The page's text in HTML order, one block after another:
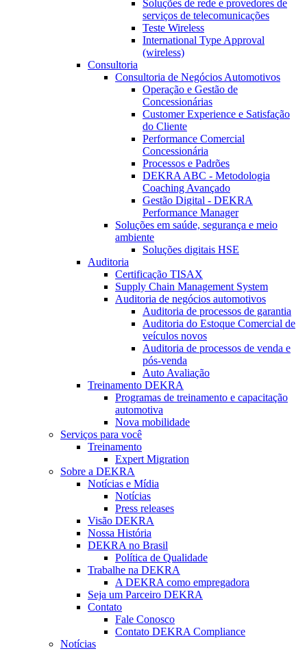
Soluções de rede e provedores de
serviços de telecomunicações
Teste Wireless
International Type Approval
(wireless)
Consultoria
Consultoria de Negócios Automotivos
Operação e Gestão de
Concessionárias
Customer Experience e Satisfação
do Cliente
Performance Comercial
Concessionária
Processos e Padrões
DEKRA ABC - Metodologia
Coaching Avançado
Gestão Digital - DEKRA
Performance Manager
Soluções em saúde, segurança e meio
ambiente
Soluções digitais HSE
Auditoria
Certificação TISAX
Supply Chain Management System
Auditoria de negócios automotivos
Auditoria de processos de garantia
Auditoria do Estoque Comercial de
veículos novos
Auditoria de processos de venda e
pós-venda
Auto Avaliação
Treinamento DEKRA
Programas de treinamento e capacitação
automotiva
Nova mobilidade
Serviços para você
Treinamento
Expert Migration
Sobre a DEKRA
Notícias e Mídia
Notícias
Press releases
Visão DEKRA
Nossa História
DEKRA no Brasil
Política de Qualidade
Trabalhe na DEKRA
A DEKRA como empregadora
Seja um Parceiro DEKRA
Contato
Fale Conosco
Contato DEKRA Compliance
Notícias